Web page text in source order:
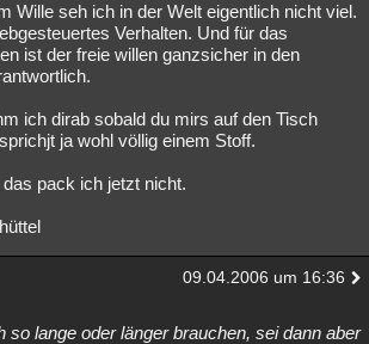
Wille seh ich in der Welt eigentlich nicht viel.
Verhalten. Und für das
ist der freie willen ganzsicher in den
ich dirab sobald du mirs auf den Tisch
ja wohl völlig einem Stoff.
pack ich jetzt nicht.
09.04.2006 um 16:36
so lange oder länger brauchen, sei dann aber